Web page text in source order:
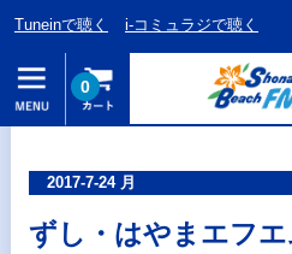
Tuneinで聴く i-コミュラジで聴く
0
2017-7-24 月
ずし・はやまエフ